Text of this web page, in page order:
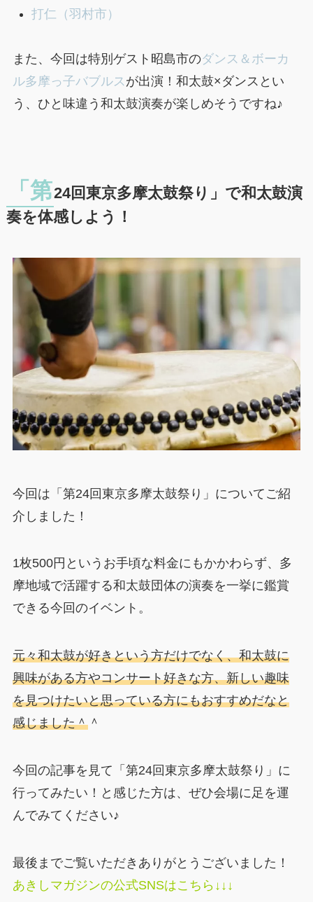
打仁（羽村市）
また、今回は特別ゲスト昭島市のダンス＆ボーカ
ル多摩っ子バブルスが出演！和太鼓×ダンスとい
う、ひと味違う和太鼓演奏が楽しめそうですね♪
「第24回東京多摩太鼓祭り」で和太鼓演
奏を体感しよう！
今回は「第24回東京多摩太鼓祭り」についてご紹
介しました！
1枚500円というお手頃な料金にもかかわらず、多
摩地域で活躍する和太鼓団体の演奏を一挙に鑑賞
できる今回のイベント。
元々和太鼓が好きという方だけでなく、和太鼓に
興味がある方やコンサート好きな方、新しい趣味
を見つけたいと思っている方にもおすすめだなと
感じました＾＾
今回の記事を見て「第24回東京多摩太鼓祭り」に
行ってみたい！と感じた方は、ぜひ会場に足を運
んでみてください♪
最後までご覧いただきありがとうございました！
あきしマガジンの公式SNSはこちら↓↓↓